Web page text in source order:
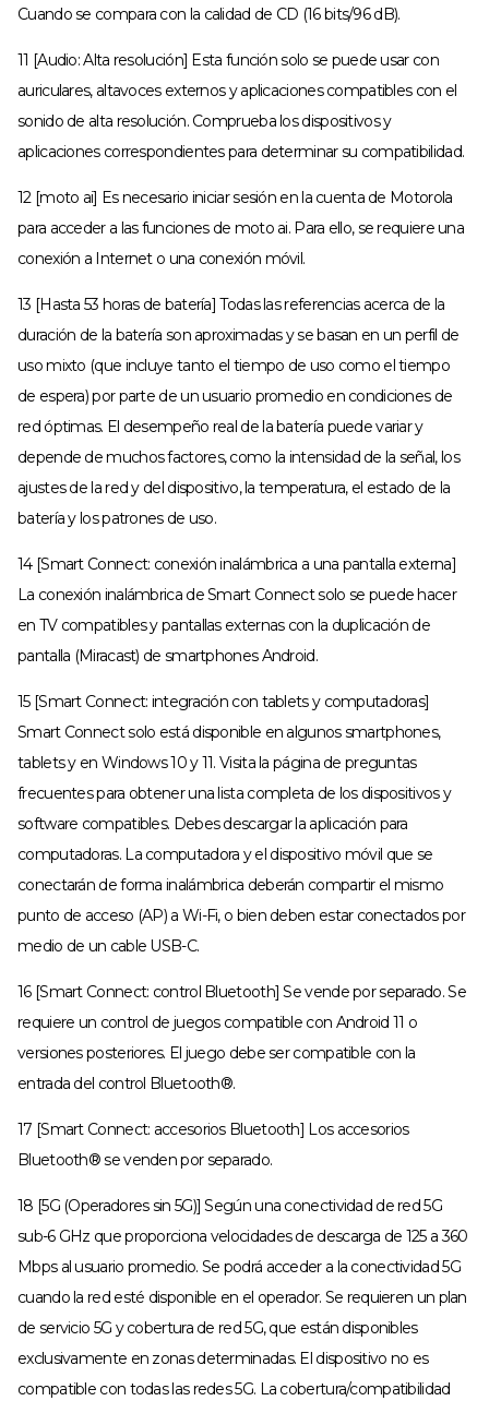
Cuando se compara con la calidad de CD (16 bits/96 dB).
11 [Audio: Alta resolución] Esta función solo se puede usar con
auriculares, altavoces externos y aplicaciones compatibles con el
sonido de alta resolución. Comprueba los dispositivos y
aplicaciones correspondientes para determinar su compatibilidad.
12 [moto ai] Es necesario iniciar sesión en la cuenta de Motorola
para acceder a las funciones de moto ai. Para ello, se requiere una
conexión a Internet o una conexión móvil.
13 [Hasta 53 horas de batería] Todas las referencias acerca de la
duración de la batería son aproximadas y se basan en un perfil de
uso mixto (que incluye tanto el tiempo de uso como el tiempo
de espera) por parte de un usuario promedio en condiciones de
red óptimas. El desempeño real de la batería puede variar y
depende de muchos factores, como la intensidad de la señal, los
ajustes de la red y del dispositivo, la temperatura, el estado de la
batería y los patrones de uso.
14 [Smart Connect: conexión inalámbrica a una pantalla externa]
La conexión inalámbrica de Smart Connect solo se puede hacer
en TV compatibles y pantallas externas con la duplicación de
pantalla (Miracast) de smartphones Android.
15 [Smart Connect: integración con tablets y computadoras]
Smart Connect solo está disponible en algunos smartphones,
tablets y en Windows 10 y 11. Visita la página de preguntas
frecuentes para obtener una lista completa de los dispositivos y
software compatibles. Debes descargar la aplicación para
computadoras. La computadora y el dispositivo móvil que se
conectarán de forma inalámbrica deberán compartir el mismo
punto de acceso (AP) a Wi-Fi, o bien deben estar conectados por
medio de un cable USB-C.
16 [Smart Connect: control Bluetooth] Se vende por separado. Se
requiere un control de juegos compatible con Android 11 o
versiones posteriores. El juego debe ser compatible con la
entrada del control Bluetooth®.
17 [Smart Connect: accesorios Bluetooth] Los accesorios
Bluetooth® se venden por separado.
18 [5G (Operadores sin 5G)] Según una conectividad de red 5G
sub-6 GHz que proporciona velocidades de descarga de 125 a 360
Mbps al usuario promedio. Se podrá acceder a la conectividad 5G
cuando la red esté disponible en el operador. Se requieren un plan
de servicio 5G y cobertura de red 5G, que están disponibles
exclusivamente en zonas determinadas. El dispositivo no es
compatible con todas las redes 5G. La cobertura/compatibilidad